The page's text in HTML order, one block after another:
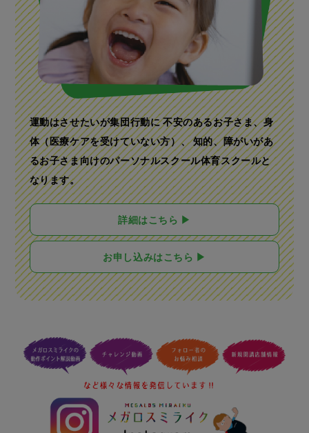
運動はさせたいが集団行動に 不安のあるお子さま、身
体（医療ケアを受けていない方）、 知的、障がいがあ
るお子さま向けのパーソナルスクール体育スクールと
なります。
詳細はこちら ▶
お申し込みはこちら ▶